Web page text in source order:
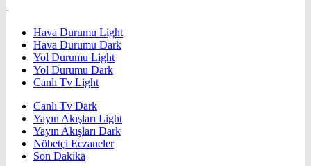
-
Hava Durumu Light
Hava Durumu Dark
Yol Durumu Light
Yol Durumu Dark
Canlı Tv Light
Canlı Tv Dark
Yayın Akışları Light
Yayın Akışları Dark
Nöbetçi Eczaneler
Son Dakika